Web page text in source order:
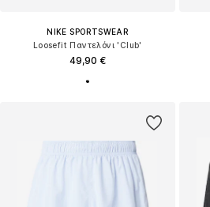
NIKE SPORTSWEAR
Loosefit Παντελόνι 'Club'
49,90 €